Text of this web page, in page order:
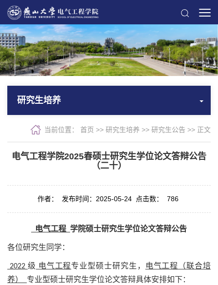
研究生培养
当前位置： 首页 >> 研究生培养 >> 研究生公告 >> 正文
电气工程学院2025春硕士研究生学位论文答辩公告
（二十）
作者： 发布时间：2025-05-24 点击数： 786
电气工程 学院硕士研究生学位论文答辩公告
各位研究生同学：
2022 级 电气工程专业型硕士研究生，
电气工程（联合培
养） 专业型硕士研究生学位论文答辩具体安排如下：